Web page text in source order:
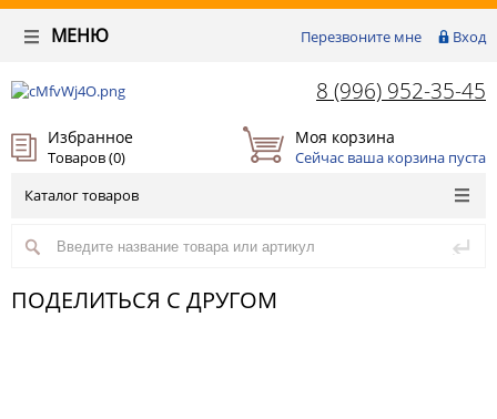
Перезвоните мне Вход
МЕНЮ
8 (996) 952-35-45
Избранное
Товаров (0)
Моя корзина
Сейчас ваша корзина пуста
Каталог товаров
ПОДЕЛИТЬСЯ С ДРУГОМ